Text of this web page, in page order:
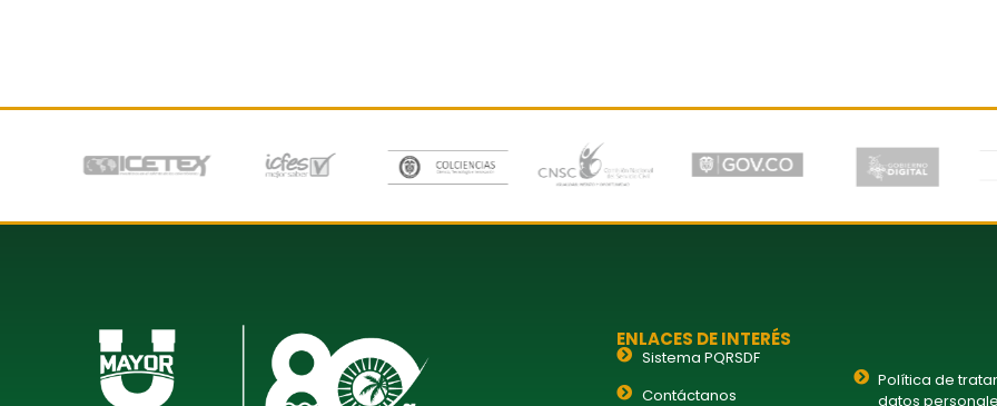
ENLACES DE INTERÉS
Sistema PQRSDF
Contáctanos
Política de
datos